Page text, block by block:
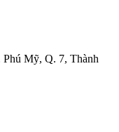
Mỹ, Q. 7, Thành